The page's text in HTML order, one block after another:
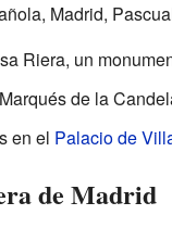
Madrid,
Riera, un
de la
en el Palacio de
de Madrid